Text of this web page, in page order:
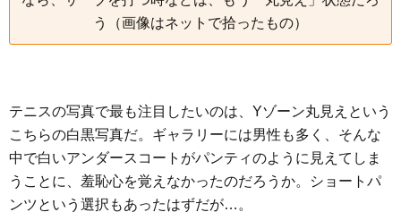
う（画像はネットで拾ったもの）
テニスの写真で最も注目したいのは、Yゾーン丸見えという
こちらの白黒写真だ。ギャラリーには男性も多く、そんな
中で白いアンダースコートがパンティのように見えてしま
うことに、羞恥心を覚えなかったのだろうか。ショートパ
ンツという選択もあったはずだが…。